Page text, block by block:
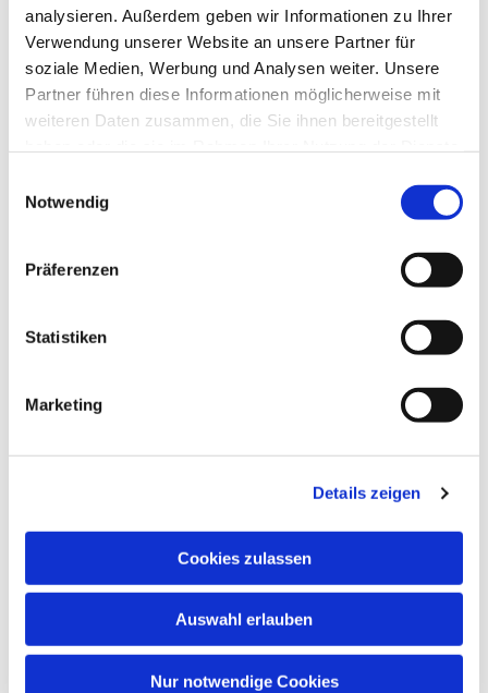
analysieren. Außerdem geben wir Informationen zu Ihrer
Verwendung unserer Website an unsere Partner für
soziale Medien, Werbung und Analysen weiter. Unsere
Partner führen diese Informationen möglicherweise mit
weiteren Daten zusammen, die Sie ihnen bereitgestellt
Notwendig
Präferenzen
Statistiken
Marketing
Details zeigen
Cookies zulassen
Auswahl erlauben
Nur notwendige Cookies
das auch als kostenloseAndroid- undiOS-App
zur Verfügung steht.
Dies könnte Sie auch
interessieren